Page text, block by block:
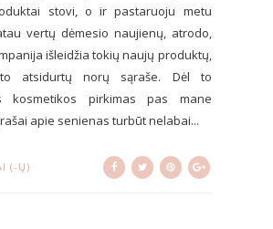
stovi, o ir pastaruoju metu
vertų dėmesio naujienų, atrodo,
išleidžia tokių naujų produktų,
atsidurtų norų sąraše. Dėl to
kosmetikos pirkimas pas mane
apie senienas turbūt nelabai...
(-Ų)